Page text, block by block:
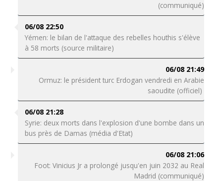
(communiqué)
06/08 22:50
Yémen: le bilan de l'attaque des rebelles houthis s'élève
à 58 morts (source militaire)
06/08 21:49
Ormuz: le président turc Erdogan vendredi en Arabie
saoudite (officiel)
06/08 21:28
Syrie: deux morts dans l'explosion d'une bombe dans un
bus près de Damas (média d'Etat)
06/08 21:06
Foot: Vinicius Jr a prolongé jusqu'en juin 2032 au Real
Madrid (communiqué)